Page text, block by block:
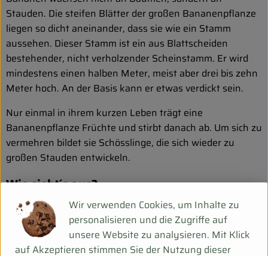
Stauden. Die steifen Blätter der großen Bananenpflanze
liegen so dicht aneinander, dass sie wie ein Stamm
aussehen. Dieser Stamm ist ein aus Blattscheiden
bestehender, nicht verholzender Scheinstamm. Er wird
mindestens einen halben Meter, meist aber drei bis zehn
Meter hoch. An der Basis kann er etwas verdickt sein.
Nur einmal in ihrem kurzen Leben trägt eine
Bananenpflanze Früchte und stirbt danach ab. Um sich zu
vermehren bildet sie Schösslinge, die sich wieder zu
großen Stauden entwickeln.
Wie sieht´s aus?
Das Fruchtfleisch vieler Sorten ist essbar, es gibt aber
eine Reihe von eigens für den Verzehr gezüchtete
Sorten. Die Zuchtbananen bringen es heute zusammen
Wir verwenden Cookies, um Inhalte zu
personalisieren und die Zugriffe auf
unsere Website zu analysieren. Mit Klick
auf Akzeptieren stimmen Sie der Nutzung dieser